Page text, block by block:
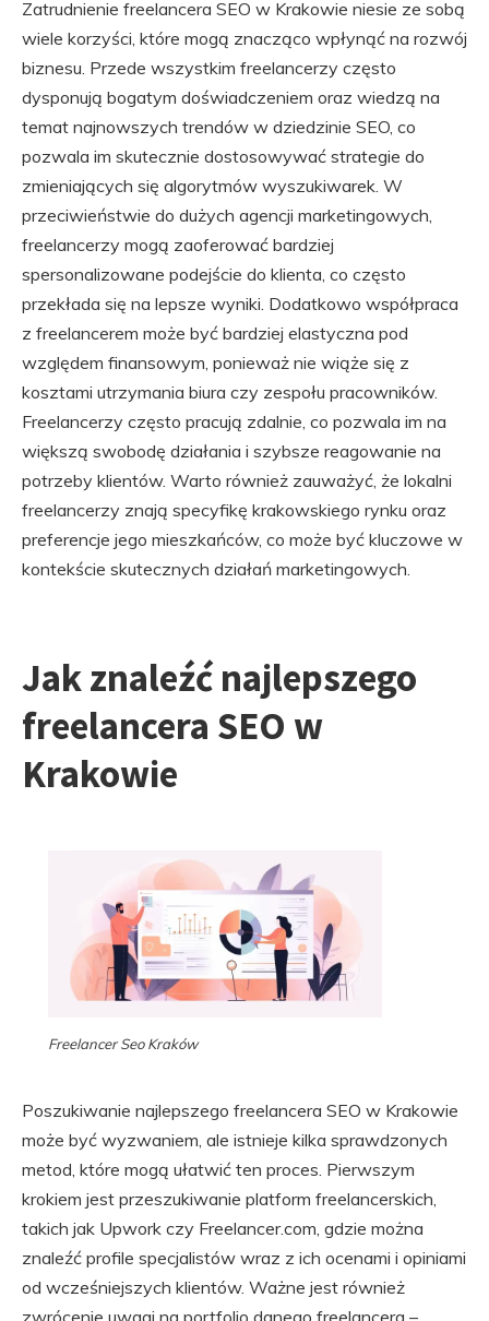
Zatrudnienie freelancera SEO w Krakowie niesie ze sobą
wiele korzyści, które mogą znacząco wpłynąć na rozwój
biznesu. Przede wszystkim freelancerzy często
dysponują bogatym doświadczeniem oraz wiedzą na
temat najnowszych trendów w dziedzinie SEO, co
pozwala im skutecznie dostosowywać strategie do
zmieniających się algorytmów wyszukiwarek. W
przeciwieństwie do dużych agencji marketingowych,
freelancerzy mogą zaoferować bardziej
spersonalizowane podejście do klienta, co często
przekłada się na lepsze wyniki. Dodatkowo współpraca
z freelancerem może być bardziej elastyczna pod
względem finansowym, ponieważ nie wiąże się z
kosztami utrzymania biura czy zespołu pracowników.
Freelancerzy często pracują zdalnie, co pozwala im na
większą swobodę działania i szybsze reagowanie na
potrzeby klientów. Warto również zauważyć, że lokalni
freelancerzy znają specyfikę krakowskiego rynku oraz
preferencje jego mieszkańców, co może być kluczowe w
kontekście skutecznych działań marketingowych.
Jak znaleźć najlepszego
freelancera SEO w
Krakowie
Freelancer Seo Kraków
Poszukiwanie najlepszego freelancera SEO w Krakowie
może być wyzwaniem, ale istnieje kilka sprawdzonych
metod, które mogą ułatwić ten proces. Pierwszym
krokiem jest przeszukiwanie platform freelancerskich,
takich jak Upwork czy Freelancer.com, gdzie można
znaleźć profile specjalistów wraz z ich ocenami i opiniami
od wcześniejszych klientów. Ważne jest również
zwrócenie uwagi na portfolio danego freelancera –